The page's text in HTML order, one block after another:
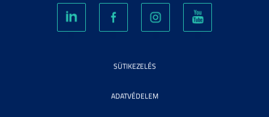
SÜTIKEZELÉS
ADATVÉDELEM